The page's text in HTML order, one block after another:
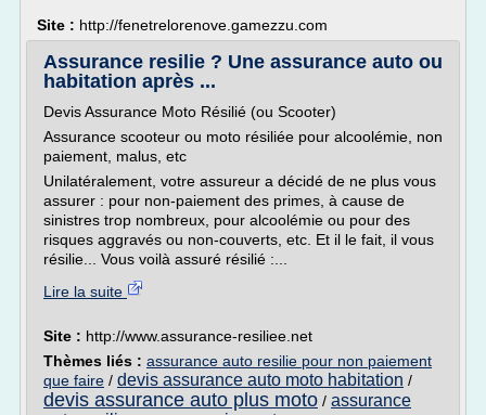
Site : http://fenetrelorenove.gamezzu.com
Assurance resilie ? Une assurance auto ou
habitation après ...
Devis Assurance Moto Résilié (ou Scooter)
Assurance scooteur ou moto résiliée pour alcoolémie, non
paiement, malus, etc
Unilatéralement, votre assureur a décidé de ne plus vous
assurer : pour non-paiement des primes, à cause de
sinistres trop nombreux, pour alcoolémie ou pour des
risques aggravés ou non-couverts, etc. Et il le fait, il vous
résilie... Vous voilà assuré résilié :...
Lire la suite
Site : http://www.assurance-resiliee.net
Thèmes liés : assurance auto resilie pour non paiement
que faire / devis assurance auto moto habitation /
devis assurance auto plus moto / assurance